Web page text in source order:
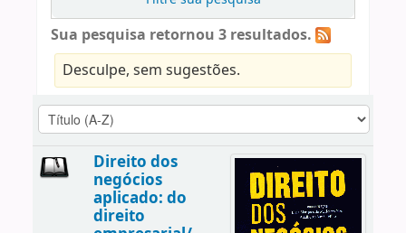
Sua pesquisa retornou 3 resultados.
Desculpe, sem sugestões.
Direito dos
negócios
aplicado: do
direito